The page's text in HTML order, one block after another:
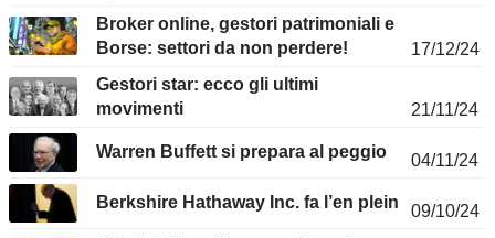
Broker online, gestori patrimoniali e
Borse: settori da non perdere!
17/12/24
Gestori star: ecco gli ultimi
movimenti
21/11/24
Warren Buffett si prepara al peggio 04/11/24
Berkshire Hathaway Inc. fa l’en plein
09/10/24